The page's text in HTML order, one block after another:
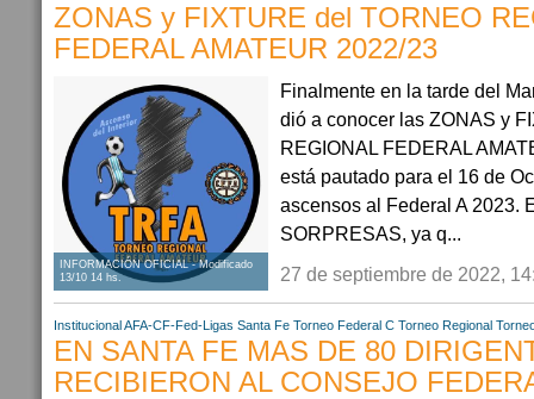
ZONAS y FIXTURE del TORNEO
FEDERAL AMATEUR 2022/23
INFORMACIÓN OFICIAL - Modificado
13/10 14 hs.
Finalmente en la tarde del
dió a conocer las ZONAS y
REGIONAL FEDERAL
está pautado para el 16 de
ascensos al Federal A 2023.
SORPRESAS, ya q...
27 de septiembre de 2022,
Institucional AFA-CF-Fed-Ligas Santa Fe Torneo Federal C Torneo Regional
EN SANTA FE MAS DE 80
RECIBIERON AL CONSEJO